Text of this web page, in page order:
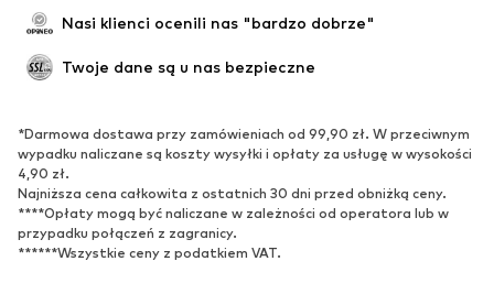
Specjalne okazje
Nowości
Na czasie
Trampki & sneakersy
Czółenka & buty na obcasie
Kozaki
Sandały
Buty sportowe
Nasi klienci ocenili nas "bardzo dobrze"
Twoje dane są u nas bezpieczne
*Darmowa dostawa przy zamówieniach od 99,90 zł. W przeciwnym
wypadku naliczane są koszty wysyłki i opłaty za usługę w wysokości
4,90 zł.
Najniższa cena całkowita z ostatnich 30 dni przed obniżką ceny.
****Opłaty mogą być naliczane w zależności od operatora lub w
przypadku połączeń z zagranicy.
******Wszystkie ceny z podatkiem VAT.